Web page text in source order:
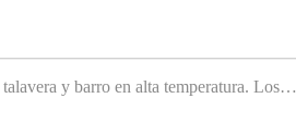
talavera y barro en alta temperatura. Los…